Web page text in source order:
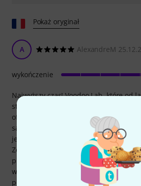
Pokaż oryginał
A AlexandreM
Najwyższy czas! Voodoo Lab, które od
standard dla zasilaczy efektów, o ile
oferowało uniwersalnego systemu
samodzielnych zasilaczy.
jedynym rozwiązaniem był zakup
Zestaw zawiera jeden uchwyt, nawet
przychodzi z pomocą z tymi uchwytami,
wszystkich zasilaczy Voodoo Lab i, co
pozwalają na montaż ich pionowo z tyłu
wykończenie